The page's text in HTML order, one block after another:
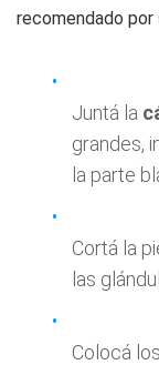
recomendado por
Juntá la
grandes,
la parte
Cortá la
las
Colocá